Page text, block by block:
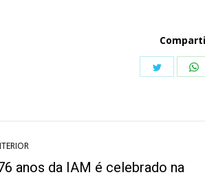
Share
anos da IAM é celebrado na